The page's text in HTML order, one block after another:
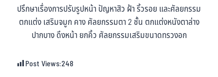
ปรึกษาเรื่องการปรับรูปหน้า ปัญหาสิว ฝ้า ริ้วรอย และศัลยกรรม
ตกแต่ง เสริมจมูก คาง ศัลยกรรมตา 2 ชั้น ตกแต่งหนังตาล่าง
ปากบาง ดึงหน้า ยกคิ้ว ศัลยกรรมเสริมขนาดทรวงอก
Post Views:248